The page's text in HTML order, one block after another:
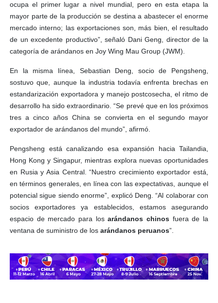
ocupa el primer lugar a nivel mundial, pero en esta etapa la
mayor parte de la producción se destina a abastecer el enorme
mercado interno; las exportaciones son, más bien, el resultado
de un excedente productivo”, señaló Dani Geng, director de la
categoría de arándanos en Joy Wing Mau Group (JWM).
En la misma línea, Sebastian Deng, socio de Pengsheng,
sostuvo que, aunque la industria todavía enfrenta brechas en
estandarización exportadora y manejo postcosecha, el ritmo de
desarrollo ha sido extraordinario. “Se prevé que en los próximos
tres a cinco años China se convierta en el segundo mayor
exportador de arándanos del mundo”, afirmó.
Pengsheng está canalizando esa expansión hacia Tailandia,
Hong Kong y Singapur, mientras explora nuevas oportunidades
en Rusia y Asia Central. “Nuestro crecimiento exportador está,
en términos generales, en línea con las expectativas, aunque el
potencial sigue siendo enorme”, explicó Deng. “Al colaborar con
socios exportadores ya establecidos, estamos asegurando
espacio de mercado para losarándanos chinos fuera de la
ventana de suministro de los arándanos peruanos”.